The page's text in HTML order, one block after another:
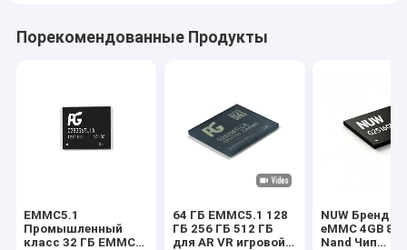
Порекомендованные Продукты
EMMC5.1
Промышленный
класс 32 ГБ EMMC
64 ГБ EMMC5.1 128
ГБ 256 ГБ 512 ГБ
для AR VR игровой
NUW Бренд
eMMC 4GB
Nand Чип